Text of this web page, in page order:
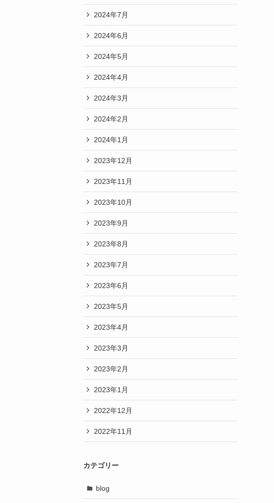
2024年7月
2024年6月
2024年5月
2024年4月
2024年3月
2024年2月
2024年1月
2023年12月
2023年11月
2023年10月
2023年9月
2023年8月
2023年7月
2023年6月
2023年5月
2023年4月
2023年3月
2023年2月
2023年1月
2022年12月
2022年11月
カテゴリー
blog